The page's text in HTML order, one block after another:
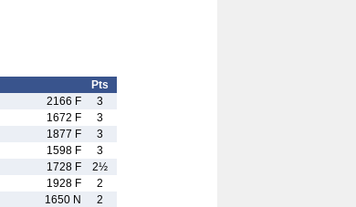
Pts
2166 F
3
1672 F
3
1877 F
3
1598 F
3
1728 F
2½
1928 F
2
1650 N
2